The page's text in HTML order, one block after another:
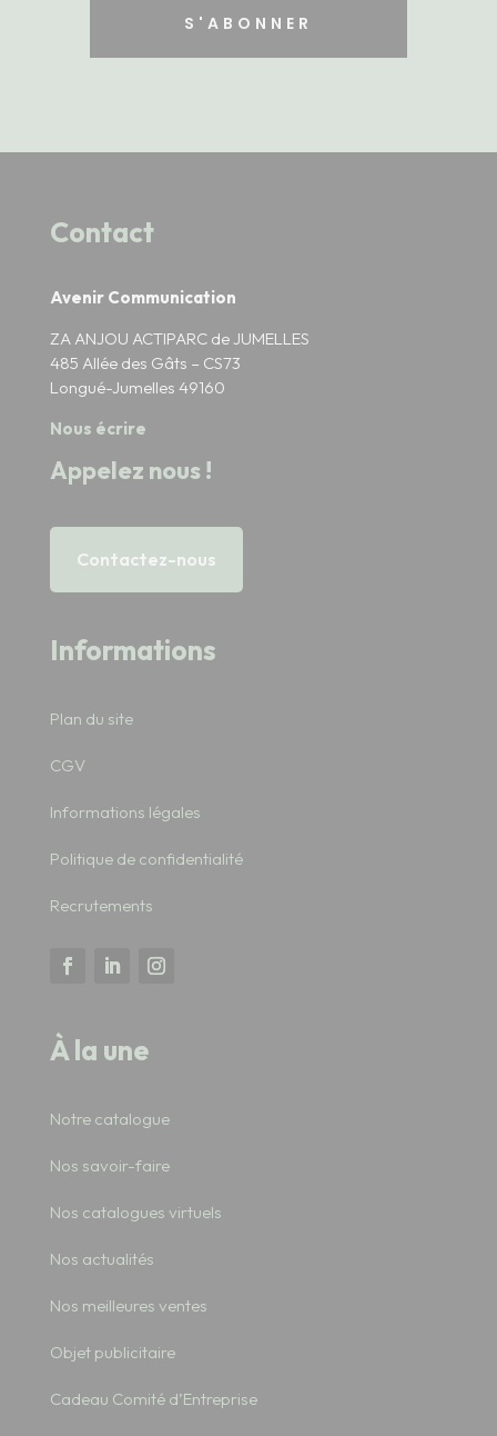
S'ABONNER
Contact
Avenir Communication
ZA ANJOU ACTIPARC de JUMELLES
485 Allée des Gâts – CS73
Longué-Jumelles 49160
Nous écrire
Appelez nous !
Contactez-nous
Informations
Plan du site
CGV
Informations légales
Politique de confidentialité
Recrutements
À la une
Notre catalogue
Nos savoir-faire
Nos catalogues virtuels
Nos actualités
Nos meilleures ventes
Objet publicitaire
Cadeau Comité d’Entreprise